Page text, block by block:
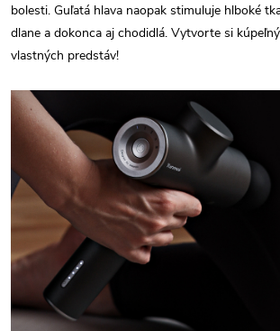
bolesti. Guľatá hlava naopak stimuluje hlboké
dlane a dokonca aj chodidlá. Vytvorte si
vlastných predstáv!